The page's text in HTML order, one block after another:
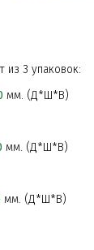
из 3 упаковок:
мм. (Д*Ш*В)
мм. (Д*Ш*В)
мм. (Д*Ш*В)